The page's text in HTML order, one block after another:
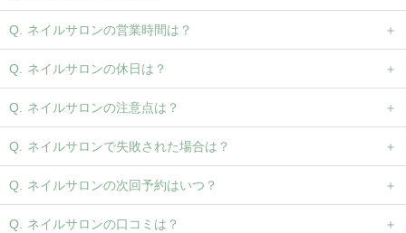
ネイルサロンの営業時間は？
ネイルサロンの休日は？
ネイルサロンの注意点は？
ネイルサロンで失敗された場合は？
ネイルサロンの次回予約はいつ？
ネイルサロンの口コミは？